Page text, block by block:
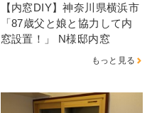
【内窓DIY】神奈川県横浜市
「87歳父と娘と協力して内
窓設置！」 N様邸内窓
もっと見る